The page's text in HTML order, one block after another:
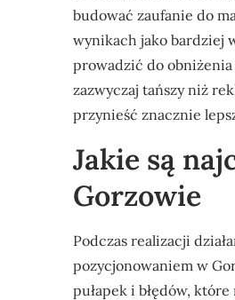
budować zaufanie do
wynikach jako bardziej
prowadzić do
zazwyczaj tańszy niż
przynieść znacznie
Jakie są
Gorzowie
Podczas realizacji
pozycjonowaniem w
pułapek i błędów,